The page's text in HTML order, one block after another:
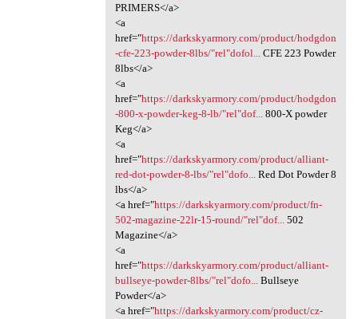
PRIMERS</a>
<a
href="https://darkskyarmory.com/product/hodgdon
-cfe-223-powder-8lbs/"rel"dofol...CFE 223 Powder
8lbs</a>
<a
href="https://darkskyarmory.com/product/hodgdon
-800-x-powder-keg-8-lb/"rel"dof...800-X powder
Keg</a>
<a
href="https://darkskyarmory.com/product/alliant-
red-dot-powder-8-lbs/"rel"dofo...Red Dot Powder 8
lbs</a>
<a href="https://darkskyarmory.com/product/fn-
502-magazine-22lr-15-round/"rel"dof...502
Magazine</a>
<a
href="https://darkskyarmory.com/product/alliant-
bullseye-powder-8lbs/"rel"dofo...Bullseye
Powder</a>
<a href="https://darkskyarmory.com/product/cz-